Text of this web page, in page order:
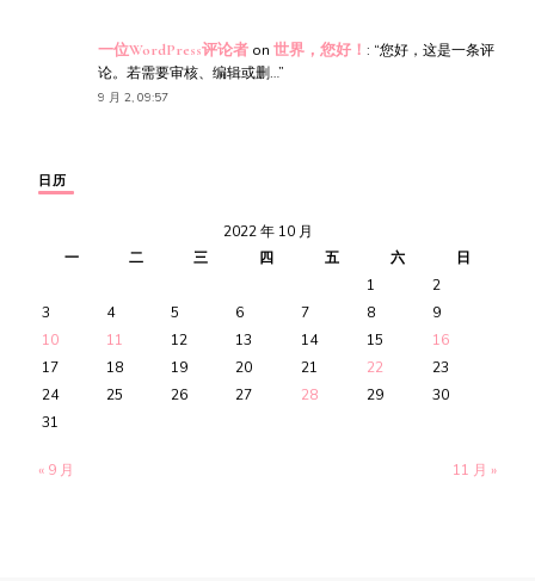
一位WordPress评论者 on 世界，您好！ : “您好，这是一条评
论。若需要审核、编辑或删…”
9 月 2, 09:57
日历
2022 年 10 月
一
二 三 四 五 六
日
1
2
3
4 5 6 7 8
9
10
11 12 13 14 15
16
17
18 19 20 21 22
23
24
25 26 27 28 29
30
31
« 9 月 11 月 »